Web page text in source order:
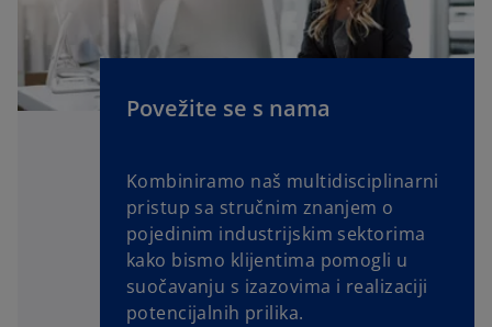
e
a
b
Povežite se s nama
Kombiniramo naš multidisciplinarni
pristup sa stručnim znanjem o
pojedinim industrijskim sektorima
kako bismo klijentima pomogli u
suočavanju s izazovima i realizaciji
potencijalnih prilika.